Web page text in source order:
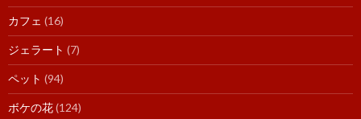
カフェ (16)
ジェラート (7)
ペット (94)
ボケの花(124)